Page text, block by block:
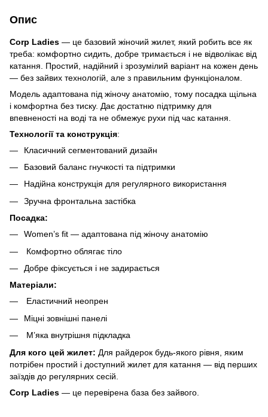
Опис
Corp Ladies — це базовий жіночий жилет, який робить все як
треба: комфортно сидить, добре тримається і не відволікає від
катання. Простий, надійний і зрозумілий варіант на кожен день
— без зайвих технологій, але з правильним функціоналом.
Модель адаптована під жіночу анатомію, тому посадка щільна
і комфортна без тиску. Дає достатню підтримку для
впевненості на воді та не обмежує рухи під час катання.
Технології та конструкція:
Класичний сегментований дизайн
Базовий баланс гнучкості та підтримки
Надійна конструкція для регулярного використання
Зручна фронтальна застібка
Посадка:
Women’s fit — адаптована під жіночу анатомію
Комфортно облягає тіло
Добре фіксується і не задирається
Матеріали:
Еластичний неопрен
Міцні зовнішні панелі
М’яка внутрішня підкладка
Для кого цей жилет: Для райдерок будь-якого рівня, яким
потрібен простий і доступний жилет для катання — від перших
заїздів до регулярних сесій.
Corp Ladies — це перевірена база без зайвого.